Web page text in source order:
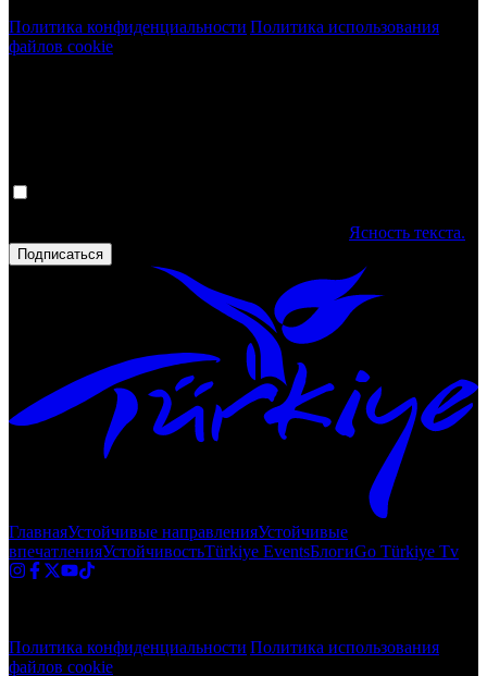
Политика конфиденциальности Политика использования
файлов cookie
Ясность текста.
Подписаться
ГлавнаяУстойчивые направленияУстойчивые
впечатленияУстойчивостьTürkiye EventsБлогиGo Türkiye Tv
Политика конфиденциальности Политика использования
файлов cookie